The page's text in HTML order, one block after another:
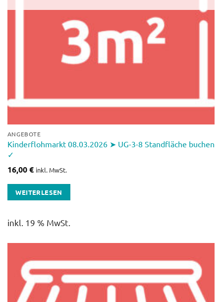
ANGEBOTE
Kinderflohmarkt 08.03.2026 ➤ UG-3-8 Standfläche buchen
✓
16,00€ inkl. MwSt.
WEITERLESEN
inkl. 19 % MwSt.